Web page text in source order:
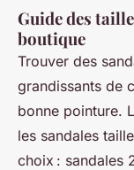
Guide des
boutique
Trouver des
grandissants de
bonne pointure.
les sandales
choix : sandales